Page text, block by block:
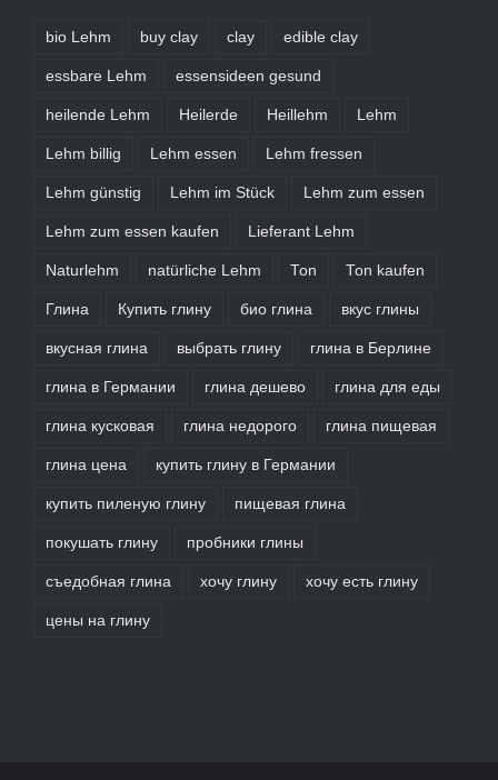
bio Lehm buy clay clay edible clay
essbare Lehm essensideen gesund
heilende Lehm Heilerde Heillehm Lehm
Lehm billig Lehm essen Lehm fressen
Lehm günstig Lehm im Stück Lehm zum essen
Lehm zum essen kaufen Lieferant Lehm
Naturlehm natürliche Lehm Ton Ton kaufen
Глина Купить глину био глина вкус глины
вкусная глина выбрать глину глина в Берлине
глина в Германии глина дешево глина для еды
глина кусковая глина недорого глина пищевая
глина цена купить глину в Германии
купить пиленую глину пищевая глина
покушать глину пробники глины
съедобная глина хочу глину хочу есть глину
цены на глину